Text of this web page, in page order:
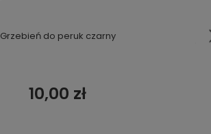
Grzebień do peruk czarny
10,00 zł